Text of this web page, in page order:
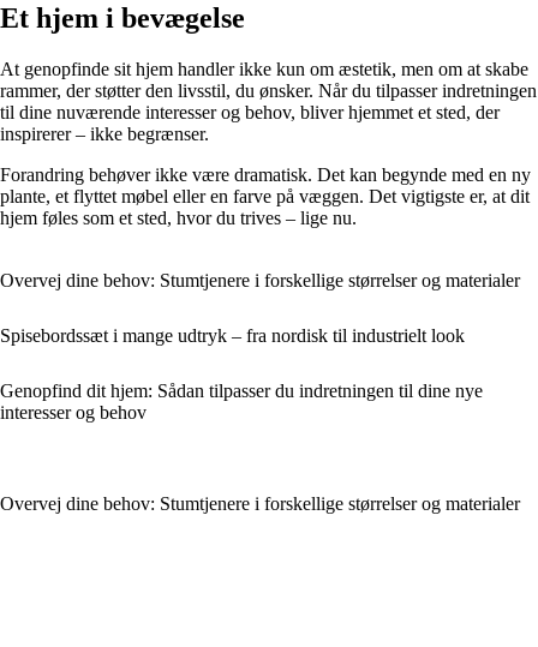
Et hjem i bevægelse
At genopfinde sit hjem handler ikke kun om æstetik, men om at skabe
rammer, der støtter den livsstil, du ønsker. Når du tilpasser indretningen
til dine nuværende interesser og behov, bliver hjemmet et sted, der
inspirerer – ikke begrænser.
Forandring behøver ikke være dramatisk. Det kan begynde med en ny
plante, et flyttet møbel eller en farve på væggen. Det vigtigste er, at dit
hjem føles som et sted, hvor du trives – lige nu.
Overvej dine behov: Stumtjenere i forskellige størrelser og materialer
Spisebordssæt i mange udtryk – fra nordisk til industrielt look
Genopfind dit hjem: Sådan tilpasser du indretningen til dine nye
interesser og behov
Overvej dine behov: Stumtjenere i forskellige størrelser og materialer